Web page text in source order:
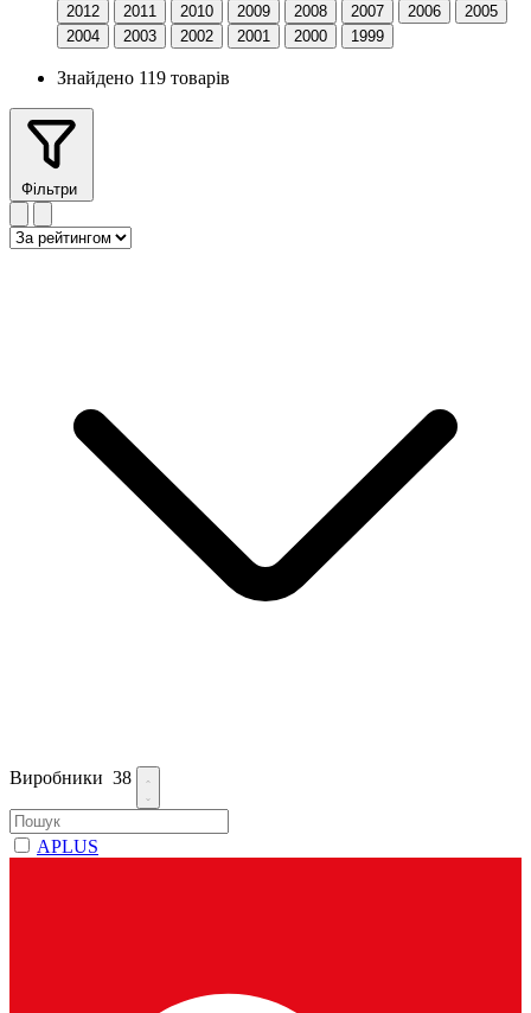
2012
2011 2010 2009 2008 2007 2006
2005
2004
2003 2002 2001 2000 1999
Знайдено 119 товарів
Фільтри
Виробники 38
APLUS